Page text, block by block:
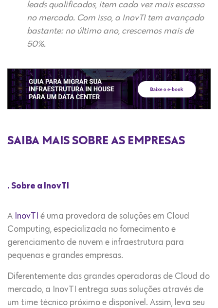
leads qualificados, item cada vez mais escasso
no mercado. Com isso, a InovTI tem avançado
bastante: no último ano, crescemos mais de
50%.
SAIBA MAIS SOBRE AS EMPRESAS
. Sobre a InovTI
A InovTI
é uma provedora de soluções em Cloud
Computing, especializada no fornecimento e
gerenciamento de nuvem e infraestrutura para
pequenas e grandes empresas.
Diferentemente das grandes operadoras de Cloud do
mercado, a InovTI entrega suas soluções através de
um time técnico próximo e disponível. Assim, leva seu